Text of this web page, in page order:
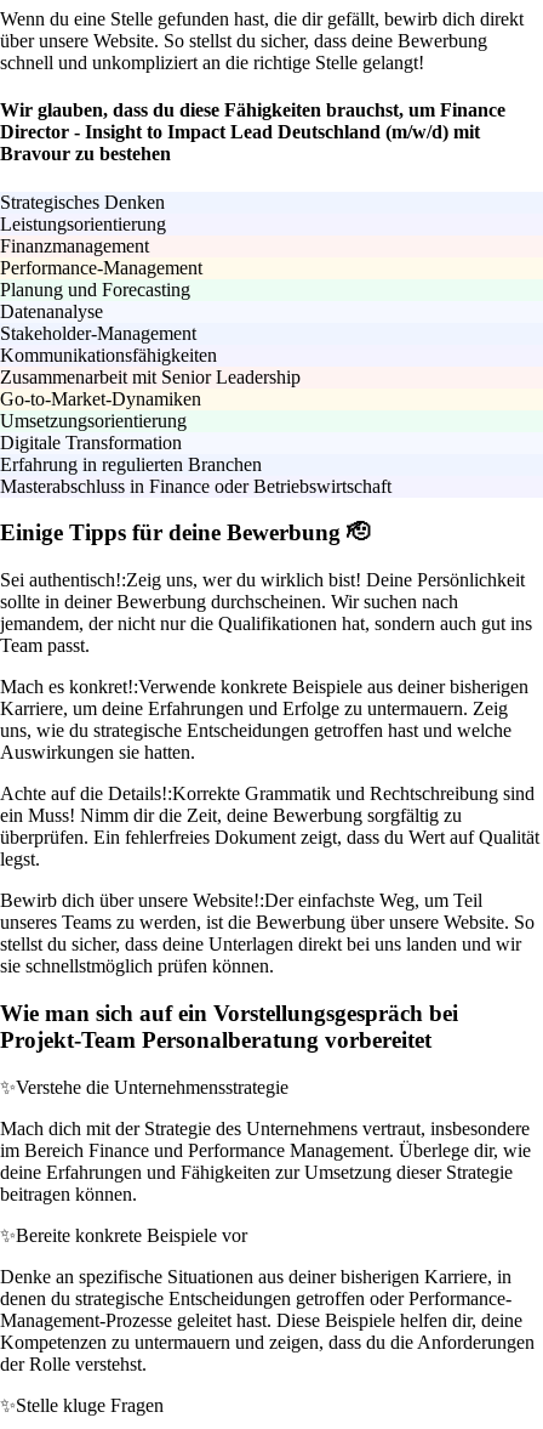
Wenn du eine Stelle gefunden hast, die dir gefällt, bewirb dich direkt
über unsere Website. So stellst du sicher, dass deine Bewerbung
schnell und unkompliziert an die richtige Stelle gelangt!
Wir glauben, dass du diese Fähigkeiten brauchst, um Finance
Director - Insight to Impact Lead Deutschland (m/w/d) mit
Bravour zu bestehen
Strategisches Denken
Leistungsorientierung
Finanzmanagement
Performance-Management
Planung und Forecasting
Datenanalyse
Stakeholder-Management
Kommunikationsfähigkeiten
Zusammenarbeit mit Senior Leadership
Go-to-Market-Dynamiken
Umsetzungsorientierung
Digitale Transformation
Erfahrung in regulierten Branchen
Masterabschluss in Finance oder Betriebswirtschaft
Einige Tipps für deine Bewerbung 🫡
Sei authentisch!:Zeig uns, wer du wirklich bist! Deine Persönlichkeit
sollte in deiner Bewerbung durchscheinen. Wir suchen nach
jemandem, der nicht nur die Qualifikationen hat, sondern auch gut ins
Team passt.
Mach es konkret!:Verwende konkrete Beispiele aus deiner bisherigen
Karriere, um deine Erfahrungen und Erfolge zu untermauern. Zeig
uns, wie du strategische Entscheidungen getroffen hast und welche
Auswirkungen sie hatten.
Achte auf die Details!:Korrekte Grammatik und Rechtschreibung sind
ein Muss! Nimm dir die Zeit, deine Bewerbung sorgfältig zu
überprüfen. Ein fehlerfreies Dokument zeigt, dass du Wert auf Qualität
legst.
Bewirb dich über unsere Website!:Der einfachste Weg, um Teil
unseres Teams zu werden, ist die Bewerbung über unsere Website. So
stellst du sicher, dass deine Unterlagen direkt bei uns landen und wir
sie schnellstmöglich prüfen können.
Wie man sich auf ein Vorstellungsgespräch bei
Projekt-Team Personalberatung vorbereitet
✨Verstehe die Unternehmensstrategie
Mach dich mit der Strategie des Unternehmens vertraut, insbesondere
im Bereich Finance und Performance Management. Überlege dir, wie
deine Erfahrungen und Fähigkeiten zur Umsetzung dieser Strategie
beitragen können.
✨Bereite konkrete Beispiele vor
Denke an spezifische Situationen aus deiner bisherigen Karriere, in
denen du strategische Entscheidungen getroffen oder Performance-
Management-Prozesse geleitet hast. Diese Beispiele helfen dir, deine
Kompetenzen zu untermauern und zeigen, dass du die Anforderungen
der Rolle verstehst.
✨Stelle kluge Fragen